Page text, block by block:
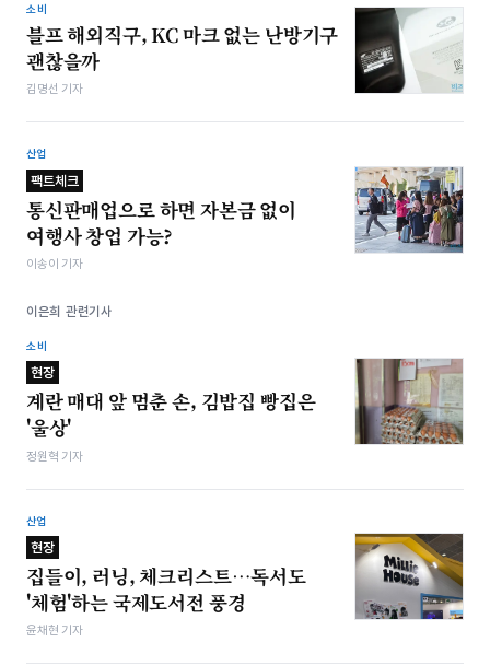
소비
블프 해외직구, KC 마크 없는 난방기구
괜찮을까
김명선 기자
산업
팩트체크
통신판매업으로 하면 자본금 없이
여행사 창업 가능?
이송이 기자
이은희 관련기사
소비
현장
계란 매대 앞 멈춘 손, 김밥집 빵집은
'울상'
정원혁 기자
산업
현장
집들이, 러닝, 체크리스트…독서도
'체험'하는 국제도서전 풍경
윤채현 기자